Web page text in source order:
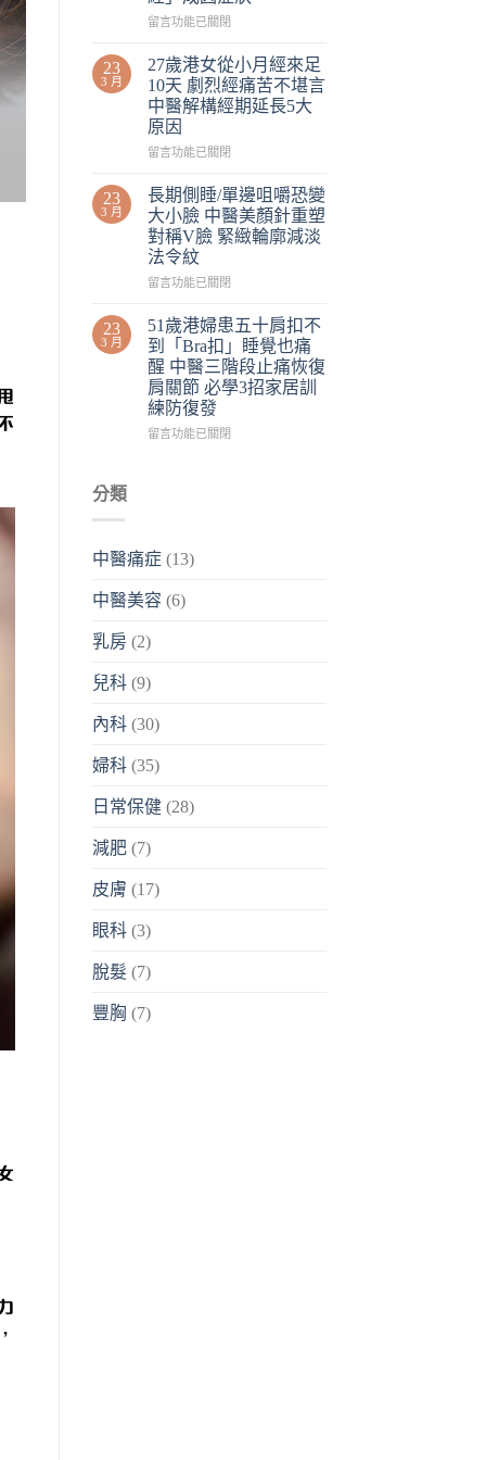
留言功能已關閉
23
3 月
27歲港女從小月經來足
10天 劇烈經痛苦不堪言
中醫解構經期延長5大
原因
留言功能已關閉
23
3 月
長期側睡/單邊咀嚼恐變
大小臉 中醫美顏針重塑
對稱V臉 緊緻輪廓減淡
法令紋
留言功能已關閉
23
3 月
51歲港婦患五十肩扣不
到「Bra扣」睡覺也痛
醒 中醫三階段止痛恢復
肩關節 必學3招家居訓
練防復發
留言功能已關閉
分類
中醫痛症(13)
中醫美容(6)
乳房(2)
兒科(9)
內科(30)
婦科(35)
日常保健(28)
減肥(7)
皮膚 (17)
眼科(3)
脫髮 (7)
豐胸 (7)